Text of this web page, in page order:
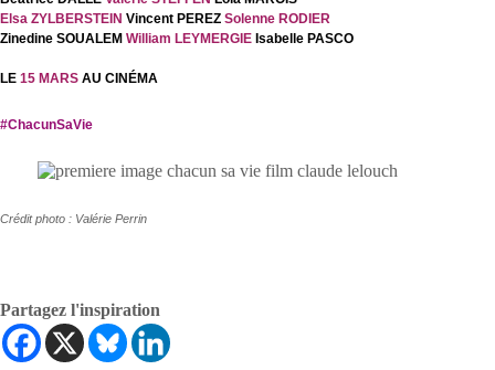
Elsa ZYLBERSTEIN Vincent PEREZ Solenne RODIER
Zinedine SOUALEM William LEYMERGIE Isabelle PASCO
LE 15 MARS AU CINÉMA
#ChacunSaVie
Crédit photo : Valérie Perrin
Partagez l'inspiration